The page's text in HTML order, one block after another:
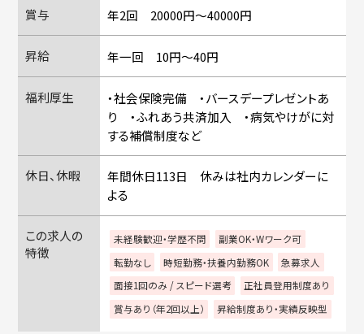
賞与 年2回 20000円～40000円
昇給 年一回 10円～40円
福利厚生
・社会保険完備 ・バースデープレゼントあ
り ・ふれあう共済加入 ・病気やけがに対
する補償制度など
休日、休暇
年間休日113日 休みは社内カレンダーに
よる
この求人の
特徴
未経験歓迎・学歴不問
副業OK・Wワーク可
転勤なし
時短勤務・扶養内勤務OK
急募求人
面接1回のみ / スピード選考
正社員登用制度あり
賞与あり（年2回以上）
昇給制度あり・実績反映型